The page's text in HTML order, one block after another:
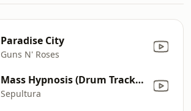
Paradise City
Guns N' Roses
Mass Hypnosis (Drum Tracks, Scratch Guitar, No Bass, No Vox)
Sepultura